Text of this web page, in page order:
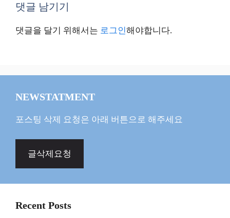
댓글 남기기
댓글을 달기 위해서는 로그인해야합니다.
NEWSTATMENT
포스팅 삭제 요청은 아래 버튼으로 해주세요
글삭제요청
Recent Posts